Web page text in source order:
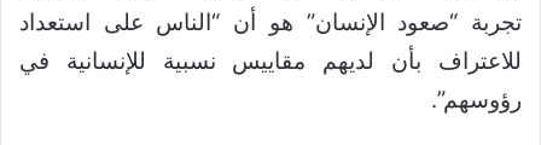
تجربة “صعود الإنسان” هو أن “الناس على استعداد
للاعتراف بأن لديهم مقاييس نسبية للإنسانية في
رؤوسهم”.